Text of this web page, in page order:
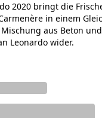
2020 bringt die
in einem
aus Beton
Leonardo wider.